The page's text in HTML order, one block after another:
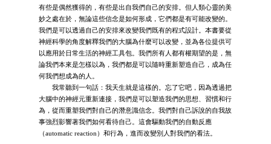
有些是偶然獲得的，有些是出自我們自己的安排。但人類心靈的美
妙之處在於，無論這些信念是如何形成，它們都是有可能改變的。
我們是可以透過自己的安排來改變我們既有的程式設計。本書要從
神經科學的角度解釋我們的大腦為什麼可以改變，並為各位提供可
以應用於日常生活的神經工具包。我們所有人都有權期望的是，無
論我們本來是怎樣以為，我們都是可以隨時重新塑造自己，成為任
何我們想成為的人。
我常聽到一句話：我天生就是這樣的。忘了它吧，因為透過把
大腦中的神經元重新連接，我們是可以塑造我們的思想、習慣和行
為，從而重塑我們對自己的潛意識信念。我們對自己訴說的自我故
事強烈影響著我們如何看待自己。這會驅動我們的自動反應
（automatic reaction）和行為，進而改變別人對我們的看法。